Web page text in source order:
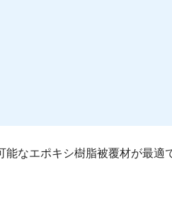
なエポキシ樹脂被覆材が最適